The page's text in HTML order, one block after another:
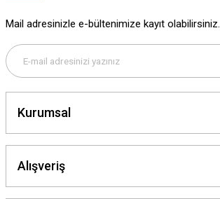
Mail adresinizle e-bültenimize kayıt olabilirsiniz.
Kurumsal
Alışveriş